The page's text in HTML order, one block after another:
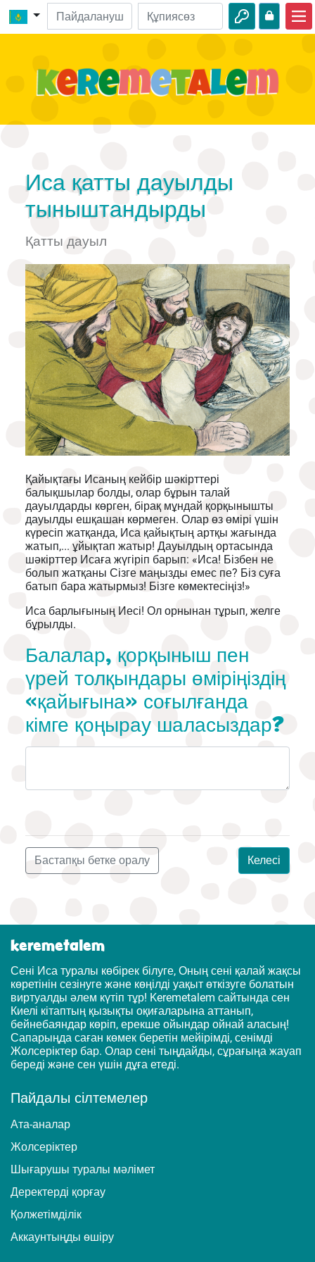
Киелі кітап оқиғалары
Шытырман оқиғалар
Іс-шаралар
Иса қатты дауылды
тыныштандырды
Қатты дауыл
Қайықтағы Исаның кейбір шәкірттері
балықшылар болды, олар бұрын талай
дауылдарды көрген, бірақ мұндай қорқынышты
дауылды ешқашан көрмеген. Олар өз өмірі үшін
күресіп жатқанда, Иса қайықтың артқы жағында
жатып,... ұйықтап жатыр! Дауылдың ортасында
шәкірттер Исаға жүгіріп барып: «Иса! Бізбен не
болып жатқаны Сізге маңызды емес пе? Біз суға
батып бара жатырмыз! Бізге көмектесіңіз!»
Иса барлығының Иесі! Ол орнынан тұрып, желге
бұрылды.
Балалар, қорқыныш пен
үрей толқындары өміріңіздің
«қайығына» соғылғанда
кімге қоңырау шаласыздар?
Келесі
Бастапқы бетке оралу
keremetalem
Сені Иса туралы көбірек білуге, Оның сені қалай жақсы
көретінін сезінуге және көңілді уақыт өткізуге болатын
виртуалды әлем күтіп тұр! Keremetalem сайтында сен
Киелі кітаптың қызықты оқиғаларына аттанып,
бейнебаяндар көріп, ерекше ойындар ойнай аласың!
Сапарыңда саған көмек беретін мейірімді, сенімді
Жолсеріктер бар. Олар сені тыңдайды, сұрағыңа жауап
береді және сен үшін дұға етеді.
Пайдалы сілтемелер
Ата-аналар
Жолсеріктер
Шығарушы туралы мәлімет
Деректерді қорғау
Қолжетімділік
Аккаунтыңды өшіру